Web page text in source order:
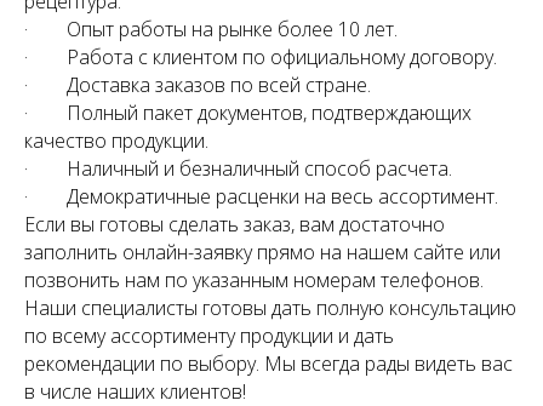
· Опыт работы на рынке более 10 лет.
· Работа с клиентом по официальному договору.
· Доставка заказов по всей стране.
· Полный пакет документов, подтверждающих
качество продукции.
· Наличный и безналичный способ расчета.
· Демократичные расценки на весь ассортимент.
Если вы готовы сделать заказ, вам достаточно
заполнить онлайн-заявку прямо на нашем сайте или
позвонить нам по указанным номерам телефонов.
Наши специалисты готовы дать полную консультацию
по всему ассортименту продукции и дать
рекомендации по выбору. Мы всегда рады видеть вас
в числе наших клиентов!